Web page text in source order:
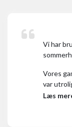
Vi har
Vores
var
tag
Læs